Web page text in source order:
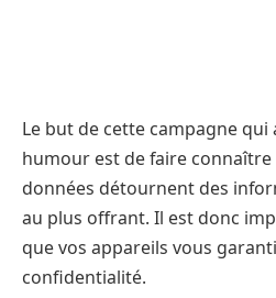
Le but de cette campagne qui
humour est de faire
données détournent des
au plus offrant. Il est donc
que vos appareils vous
confidentialité.